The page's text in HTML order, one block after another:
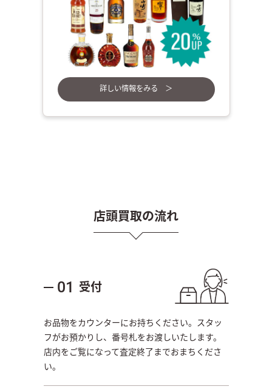
詳しい情報をみる ＞
店頭買取の流れ
01 受付
お品物をカウンターにお持ちください。スタッ
フがお預かりし、番号札をお渡しいたします。
店内をご覧になって査定終了までおまちくださ
い。